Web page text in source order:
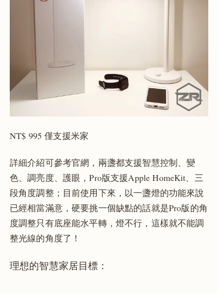
NT$ 995 僅支援米家
詳細介紹可參考官網，兩盞都支援智慧控制、變
色、調亮度、護眼，Pro版支援Apple HomeKit、三
段角度調整；目前使用下來，以一盞燈的功能來說
已經相當滿意，硬要挑一個缺點的話就是Pro版的角
度調整只有底座能水平轉，燈不行，這樣就不能調
整光線的角度了！
理想的智慧家居目標：